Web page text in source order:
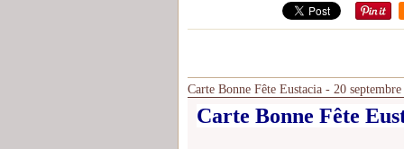
Carte Bonne Fête Eustacia - 20 septembre
Carte Bonne Fête